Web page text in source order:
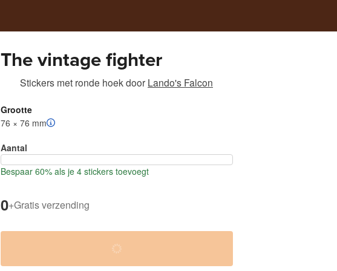
The vintage fighter
Stickers met ronde hoek door Lando's Falcon
Grootte
76 × 76 mm
Aantal
Bespaar 60% als je 4 stickers toevoegt
0+Gratis verzending